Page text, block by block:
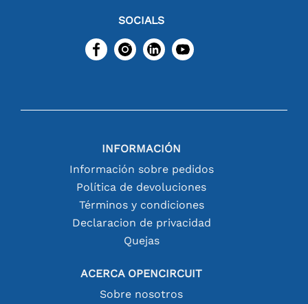
SOCIALS
INFORMACIÓN
Información sobre pedidos
Política de devoluciones
Términos y condiciones
Declaracion de privacidad
Quejas
ACERCA OPENCIRCUIT
Sobre nosotros